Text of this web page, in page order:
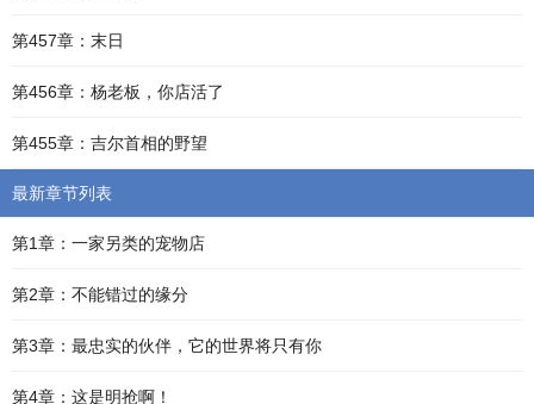
第457章：末日
第456章：杨老板，你店活了
第455章：吉尔首相的野望
最新章节列表
第1章：一家另类的宠物店
第2章：不能错过的缘分
第3章：最忠实的伙伴，它的世界将只有你
第4章：这是明抢啊！